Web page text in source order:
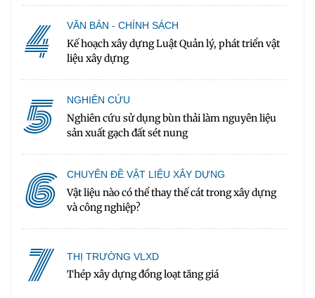
4 VĂN BẢN - CHÍNH SÁCH
Kế hoạch xây dựng Luật Quản lý, phát triển vật
liệu xây dựng
5 NGHIÊN CỨU
Nghiên cứu sử dụng bùn thải làm nguyên liệu
sản xuất gạch đất sét nung
6 CHUYÊN ĐỀ VẬT LIỆU XÂY DỰNG
Vật liệu nào có thể thay thế cát trong xây dựng
và công nghiệp?
7 THỊ TRƯỜNG VLXD
Thép xây dựng đồng loạt tăng giá